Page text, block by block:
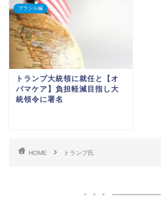
ブラジル編
トランプ大統領に就任と【オ
バマケア】負担軽減目指し大
統領令に署名
HOME トランプ氏